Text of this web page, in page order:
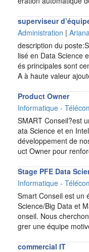
superviseur
Administration |
description du
lisé en Data Science
és principales sont
A à haute valeur
Product Owner
Informatique -
SMART Conseil?est
ata Science et en
développement de
uct Owner pour
Stage PFE Data
Informatique -
Smart Conseil est un
Science/Big Data et
onseil. Nous
grer une équipe
commercial IT